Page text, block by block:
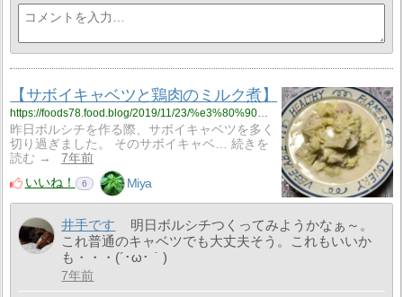
【サボイキャベツと鶏肉のミルク煮】
https://foods78.food.blog/2019/11/23/%e3%80%90%e3%82%b5%e3%83%9c%e3%82%a4%e3%82%ad%e3%83%a3%e3%83%99%e3%83%84%e3%81%a8%e9%b6%8f%e8%82%89%e3%81%ae%e3%83%9f%e3%83%ab%e3%82%af%e7%85%ae%e3%80%91/
昨日ボルシチを作る際、サボイキャベツを多く
切り過ぎました。 そのサボイキャベ… 続きを
読む →
7年前
いいね！
6 Miya
井手です
明日ボルシチつくってみようかなぁ～。
これ普通のキャベツでも大丈夫そう。これもいいか
も・・・(´･ω･｀)
7年前